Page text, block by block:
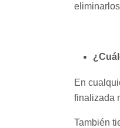
En
finalizada
También